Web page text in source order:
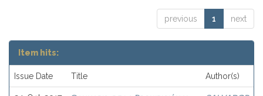
previous 1 next
Item hits:
Issue Date Title Author(s)